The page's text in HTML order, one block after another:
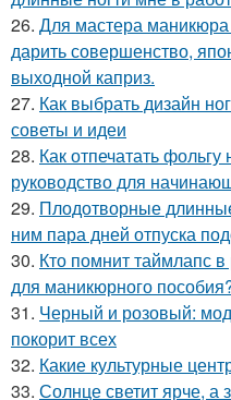
26. Для мастера
дарить совершенство,
выходной каприз.
27. Как выбрать дизайн
советы и идеи
28. Как отпечатать
руководство для
29. Плодотворные
ним пара дней отпуска
30. Кто помнит таймлапс
для маникюрного
31. Черный и розовый:
покорит всех
32. Какие культурные
33. Солнце светит ярче, а